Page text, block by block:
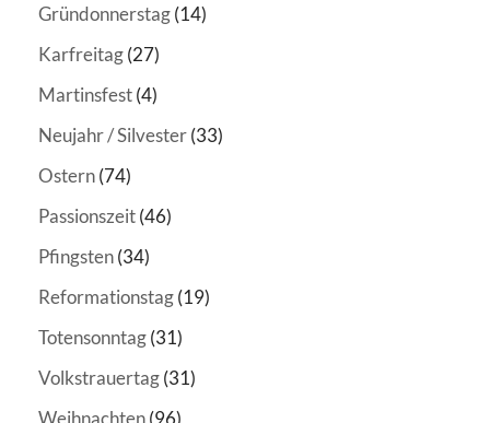
Gründonnerstag(14)
Karfreitag(27)
Martinsfest(4)
Neujahr / Silvester(33)
Ostern(74)
Passionszeit(46)
Pfingsten(34)
Reformationstag(19)
Totensonntag(31)
Volkstrauertag(31)
Weihnachten(96)